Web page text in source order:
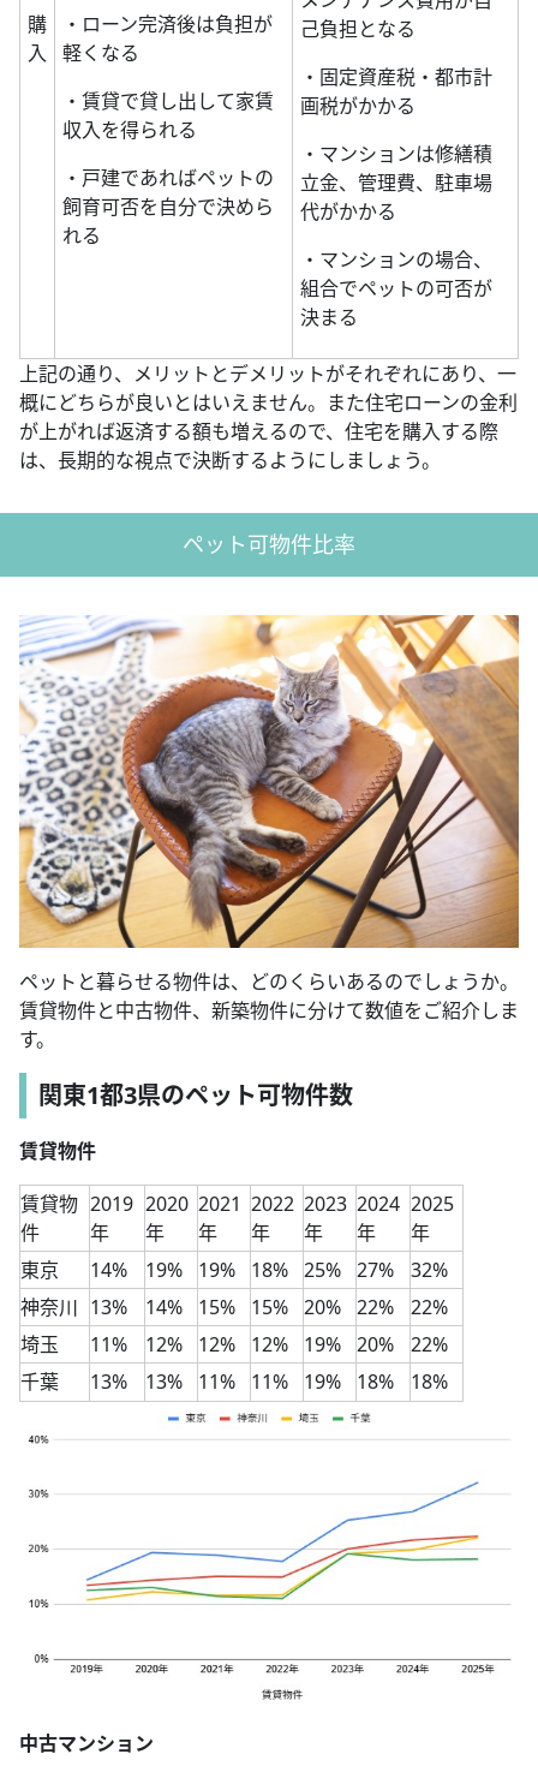
購
入
・ローン完済後は負担が
軽くなる
・賃貸で貸し出して家賃
収入を得られる
・戸建であればペットの
飼育可否を自分で決めら
れる
己負担となる
・固定資産税・都市計
画税がかかる
・マンションは修繕積
立金、管理費、駐車場
代がかかる
・マンションの場合、
組合でペットの可否が
決まる
上記の通り、メリットとデメリットがそれぞれにあり、一
概にどちらが良いとはいえません。また住宅ローンの金利
が上がれば返済する額も増えるので、住宅を購入する際
は、長期的な視点で決断するようにしましょう。
ペット可物件比率
ペットと暮らせる物件は、どのくらいあるのでしょうか。
賃貸物件と中古物件、新築物件に分けて数値をご紹介しま
す。
関東1都3県のペット可物件数
賃貸物件
賃貸物
件
2019
年
2020
年
2021
年
2022
年
2023
年
2024
年
2025
年
東京
14% 19% 19% 18% 25% 27%
32%
神奈川 13% 14% 15% 15% 20% 22%
22%
埼玉
11% 12% 12% 12% 19% 20%
22%
千葉
13% 13% 11% 11% 19% 18% 18%
中古マンション